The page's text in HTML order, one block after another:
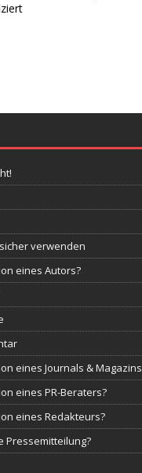
verwenden
eines Autors?
eines Journals & Magazins
eines PR-Beraters?
eines Redakteurs?
Pressemitteilung?